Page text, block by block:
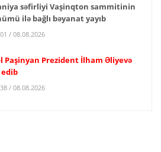
səfirliyi Vaşinqton sammitinin
ilə bağlı bəyanat yayıb
/ 08.08.2026
Paşinyan Prezident İlham Əliyevə
edib
/ 08.08.2026